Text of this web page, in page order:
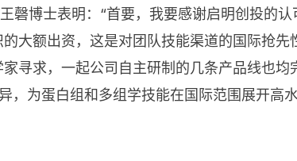
磬博士表明：“首要，我要感谢启明创投的
大额出资，这是对团队技能渠道的国际抢
寻求，一起公司自主研制的几条产品线也
，为蛋白组和多组学技能在国际范围展开高